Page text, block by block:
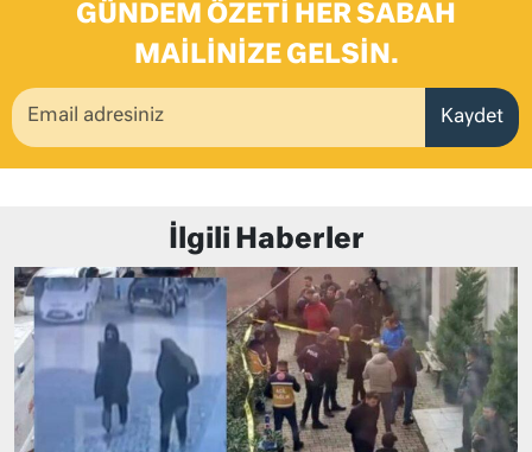
GÜNDEM ÖZETI HER SABAH
MAILINIZE GELSIN.
Kaydet
İlgili Haberler